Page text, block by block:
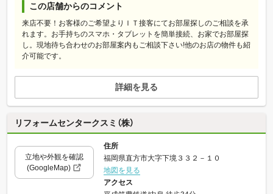
この店舗からのコメント
来店不要！お客様のご希望よりＩＴ接客にてお部屋探しのご相談を承
れます。お手持ちのスマホ・タブレットを簡単接続、お家でお部屋探
し。現地待ち合わせのお部屋案内もご相談下さい!他のお店の物件も紹
介可能です。
詳細を見る
リフォームセンタークスミ（株）
立地や外観を確認
(GoogleMap)
住所
福岡県直方市大字下境３３２－１０
地図を見る
アクセス